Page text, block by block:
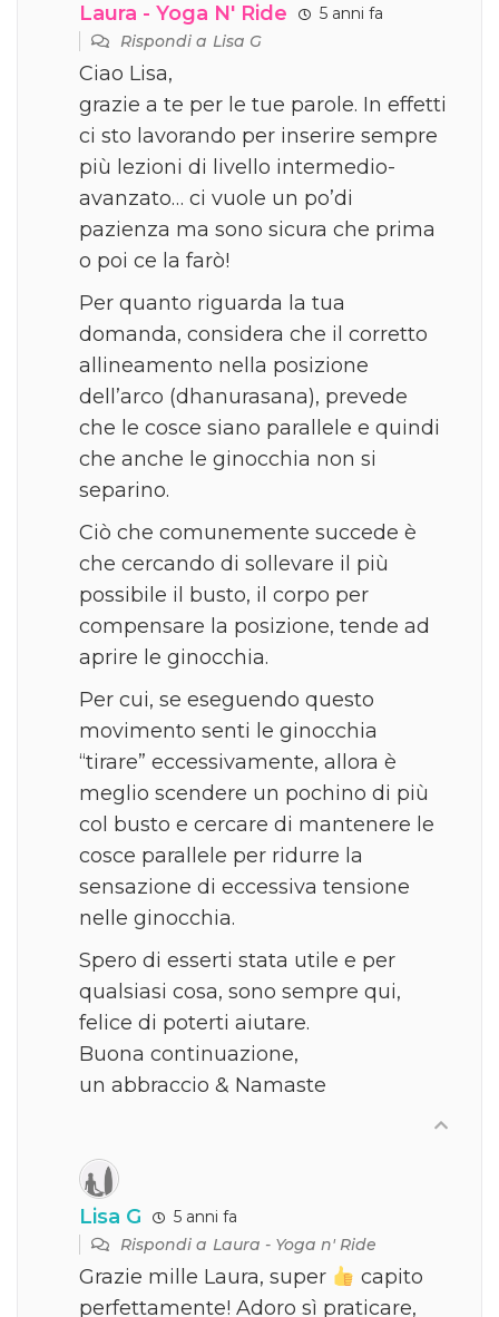
Laura - Yoga N' Ride
5 anni fa
Rispondi aLisa G
Ciao Lisa,
grazie a te per le tue parole. In effetti
ci sto lavorando per inserire sempre
più lezioni di livello intermedio-
avanzato… ci vuole un po’di
pazienza ma sono sicura che prima
o poi ce la farò!
Per quanto riguarda la tua
domanda, considera che il corretto
allineamento nella posizione
dell’arco (dhanurasana), prevede
che le cosce siano parallele e quindi
che anche le ginocchia non si
separino.
Ciò che comunemente succede è
che cercando di sollevare il più
possibile il busto, il corpo per
compensare la posizione, tende ad
aprire le ginocchia.
Per cui, se eseguendo questo
movimento senti le ginocchia
“tirare” eccessivamente, allora è
meglio scendere un pochino di più
col busto e cercare di mantenere le
cosce parallele per ridurre la
sensazione di eccessiva tensione
nelle ginocchia.
Spero di esserti stata utile e per
qualsiasi cosa, sono sempre qui,
felice di poterti aiutare.
Buona continuazione,
un abbraccio & Namaste
Lisa G
5 anni fa
Rispondi aLaura - Yoga n' Ride
Grazie mille Laura, super
capito
perfettamente! Adoro sì praticare,